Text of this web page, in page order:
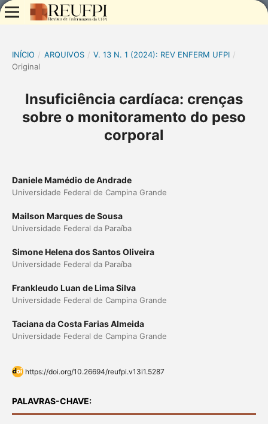
INÍCIO / ARQUIVOS / V. 13 N. 1 (2024): REV ENFERM UFPI /
Original
Insuficiência cardíaca: crenças
sobre o monitoramento do peso
corporal
Daniele Mamédio de Andrade
Universidade Federal de Campina Grande
Mailson Marques de Sousa
Universidade Federal da Paraíba
Simone Helena dos Santos Oliveira
Universidade Federal da Paraíba
Frankleudo Luan de Lima Silva
Universidade Federal de Campina Grande
Taciana da Costa Farias Almeida
Universidade Federal de Campina Grande
https://doi.org/10.26694/reufpi.v13i1.5287
PALAVRAS-CHAVE: